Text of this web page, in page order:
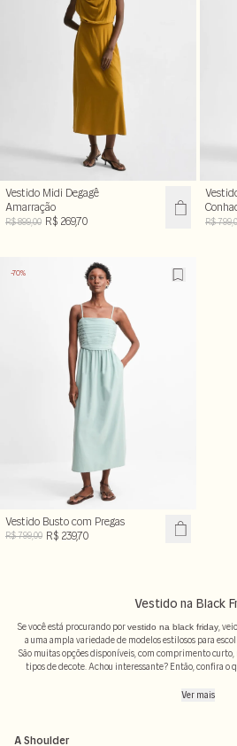
Vestido Midi Degagê
Amarração
R$ 899,00 R$ 269,70 R$
-70%
Vestido Busto com Pregas
R$ 799,00 R$ 239,70
Vestido na Black
Se você está procurando porvestido na black friday,
a uma ampla variedade de modelos estilosos para
São muitas opções disponíveis, com comprimento
tipos de decote. Achou interessante? Então, confira o
Modelos de vestidos na
você navega entre diferentes tipos de
Ver mais
A Shoulder